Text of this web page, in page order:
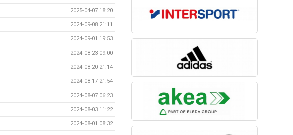
2025-04-07 18:20
2024-09-08 21:11
2024-09-01 19:53
2024-08-23 09:00
2024-08-20 21:14
2024-08-17 21:54
2024-08-07 06:23
2024-08-03 11:22
2024-08-01 08:32